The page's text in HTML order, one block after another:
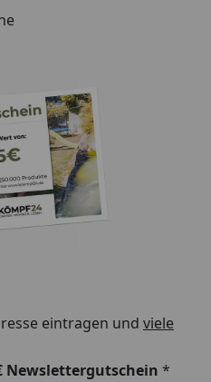
eintragen und viele
Newslettergutschein *